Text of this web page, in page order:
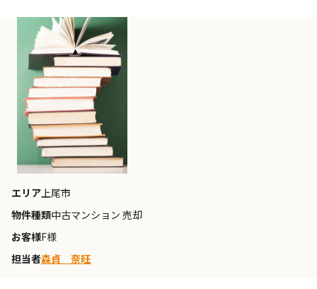
エリア上尾市
物件種類中古マンション 売却
お客様F様
担当者森貞 奈旺